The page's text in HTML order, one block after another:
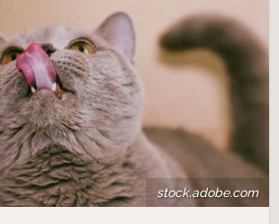
stock.adobe.com